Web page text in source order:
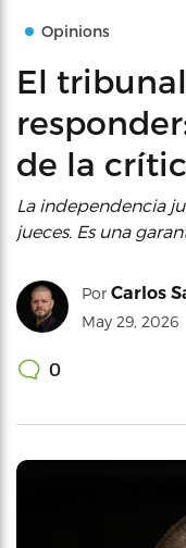
Opinions
El
de la
La independencia
jueces. Es una
Por Carlos
May 29, 2026
0